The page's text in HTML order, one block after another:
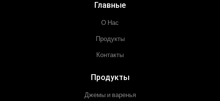
Главные
О Нас
Продукты
Контакты
Продукты
Джемы и варенья